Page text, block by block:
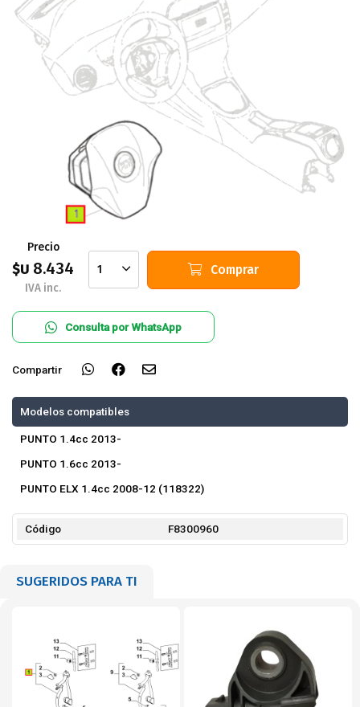
Precio
$U 8.434
IVA inc.
1 Comprar
Consulta por WhatsApp
Compartir
Modelos compatibles
PUNTO 1.4cc 2013-
PUNTO 1.6cc 2013-
PUNTO ELX 1.4cc 2008-12 (118322)
Código F8300960
SUGERIDOS PARA TI